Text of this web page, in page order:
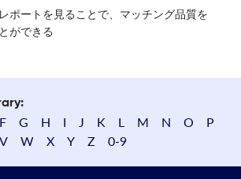
ポートを見ることで、マッチング品質を
ができる
F G H I J K L M N O
P
V W X Y Z 0-9